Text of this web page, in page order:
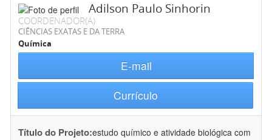
Adilson Paulo Sinhorin
COORDENADOR(A)
CIÊNCIAS EXATAS E DA TERRA
Química
E-mail
Currículo
Título do Projeto:estudo químico e atividade biológica com